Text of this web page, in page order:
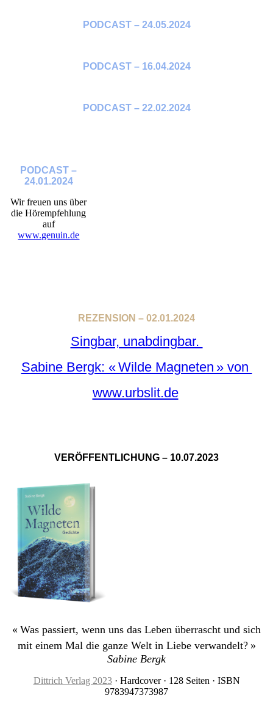
PODCAST – 24.05.2024
PODCAST – 16.04.2024
PODCAST – 22.02.2024
PODCAST –
24.01.2024
Wir freuen uns über
die Hörempfehlung
auf
www.genuin.de
REZENSION – 02.01.2024
Singbar, unabdingbar.
Sabine Bergk: « Wilde Magneten » von
www.urbslit.de
VERÖFFENTLICHUNG – 10.07.2023
« Was passiert, wenn uns das Leben überrascht und sich
mit einem Mal die ganze Welt in Liebe verwandelt? »
Sabine Bergk
Dittrich Verlag 2023· Hardcover · 128 Seiten · ISBN
9783947373987